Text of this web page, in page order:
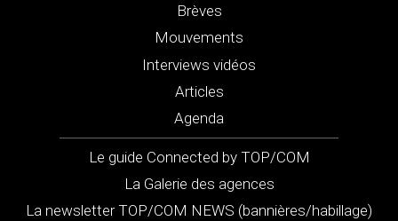
Brèves
Mouvements
Interviews vidéos
Articles
Agenda
Le guide Connected by TOP/COM
La Galerie des agences
La newsletter TOP/COM NEWS (bannières/habillage)